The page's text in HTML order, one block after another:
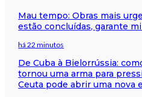
Mau tempo: Obras mais
estão concluídas, garante
há 22 minutos
De Cuba à Bielorrússia:
tornou uma arma para
Ceuta pode abrir uma nova